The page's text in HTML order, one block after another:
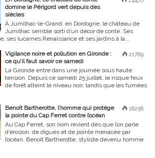
domine le Périgord vert depuis des
siècles
À Jumilhac-le-Grand, en Dordogne, le château de
Jumilhac semble sorti d’un décor de conte. Ses
ses lucarnes Renaissance et ses jardins à la...
21789
Vigilance noire et pollution en Gironde :
ce qu’il faut savoir ce samedi
La Gironde entre dans une journée sous haute
tension. Depuis ce samedi 25 juillet, le risque feux
de forêt atteint le niveau noir, tandis que les fumées
18258
Benoît Bartherotte, l’homme qui protège
la pointe du Cap Ferret contre l’océan
Au Cap Ferret, son nom revient dès que l’on parle
d’érosion, de digues et de pointe menacée par
l’océan. Benoît Bartherotte, styliste devenu homme